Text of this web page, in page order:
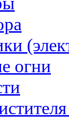
огни